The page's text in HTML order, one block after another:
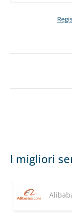
I migliori